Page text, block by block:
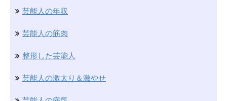
芸能人の年収
芸能人の筋肉
整形した芸能人
芸能人の激太り＆激やせ